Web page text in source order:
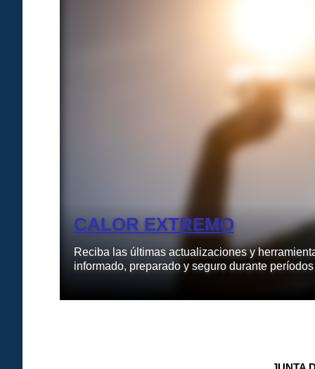
CALOR EXTREMO
Reciba las últimas actualizaciones y
informado, preparado y seguro durante